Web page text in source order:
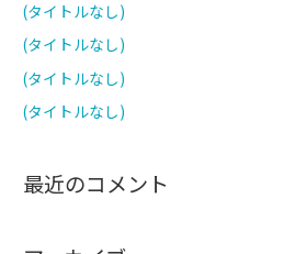
(タイトルなし)
(タイトルなし)
(タイトルなし)
(タイトルなし)
最近のコメント